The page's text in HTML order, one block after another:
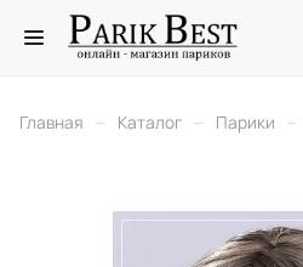
Главная – Каталог – Парики –